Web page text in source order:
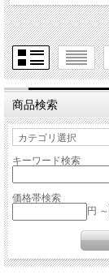
商品検索
キーワード検索
価格帯検索
円 ～